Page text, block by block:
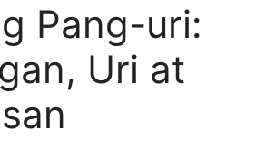
Pang-uri:
Uri at